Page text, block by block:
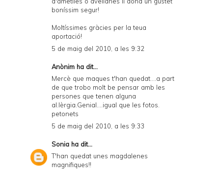
boníssim segur!
Moltíssimes gràcies per la teua
aportació!
5 de maig del 2010, a les 9:32
Anònim ha dit...
Mercè que maques t'han quedat....a part
de que trobo molt be pensar amb les
persones que tenen alguna
al.lèrgia.Genial....igual que les fotos.
petonets
5 de maig del 2010, a les 9:33
Sonia ha dit...
T'han quedat unes magdalenes
magnifiques!!